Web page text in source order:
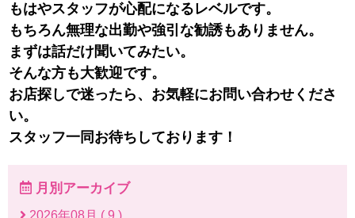
もはやスタッフが心配になるレベルです。
もちろん無理な出勤や強引な勧誘もありません。
まずは話だけ聞いてみたい。
そんな方も大歓迎です。
お店探しで迷ったら、お気軽にお問い合わせくださ
い。
スタッフ一同お待ちしております！
月別アーカイブ
2026年08月 ( 9 )